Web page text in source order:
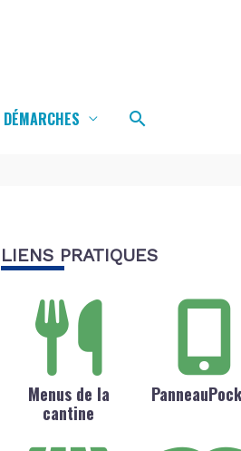
DÉMARCHES Rechercher
LIENS PRATIQUES
Menus de la
cantine